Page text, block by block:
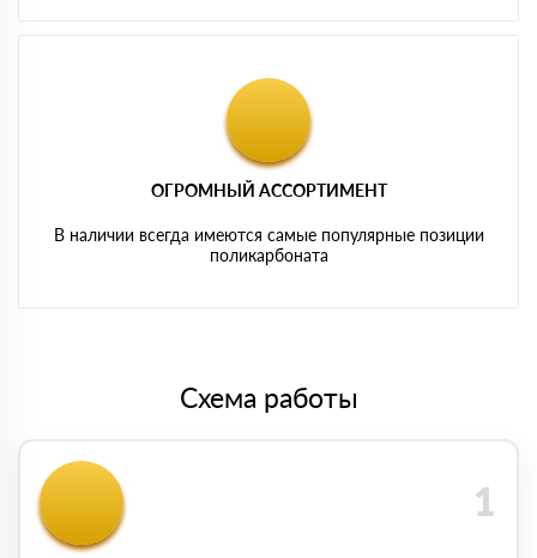
ОГРОМНЫЙ АССОРТИМЕНТ
В наличии всегда имеются самые популярные позиции
поликарбоната
Схема работы